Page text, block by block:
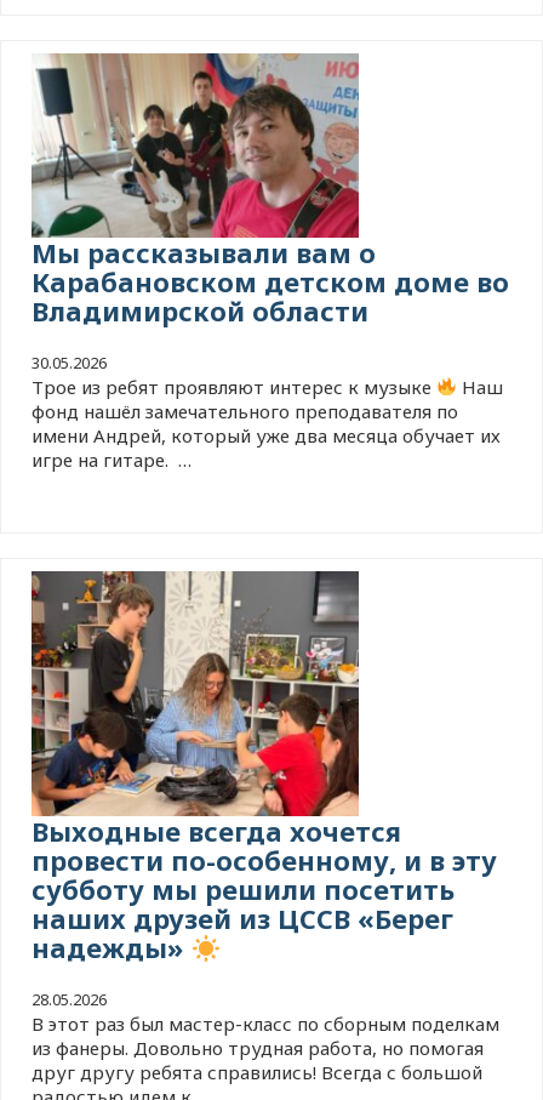
Мы рассказывали вам о
Карабановском детском доме во
Владимирской области
30.05.2026
Трое из ребят проявляют интерес к музыке
Наш
фонд нашёл замечательного преподавателя по
имени Андрей, который уже два месяца обучает их
игре на гитаре. …
Выходные всегда хочется
провести по-особенному, и в эту
субботу мы решили посетить
наших друзей из ЦССВ «Берег
надежды»
28.05.2026
В этот раз был мастер-класс по сборным поделкам
из фанеры. Довольно трудная работа, но помогая
друг другу ребята справились! Всегда с большой